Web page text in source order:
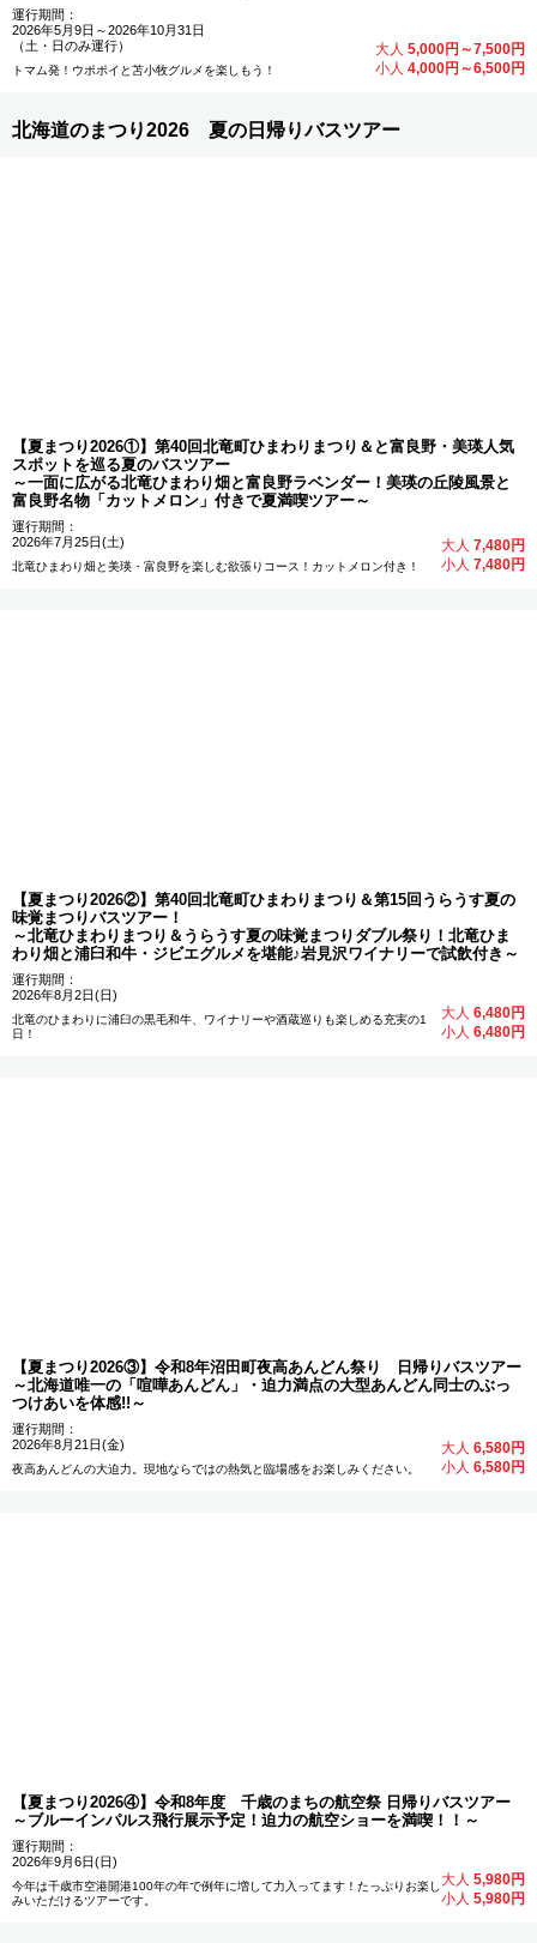
運行期間：
2026年5月9日～2026年10月31日
（土・日のみ運行）
トマム発！ウポポイと苫小牧グルメを楽しもう！
大人 5,000円～7,500円
小人 4,000円～6,500円
北海道のまつり2026 夏の日帰りバスツアー
【夏まつり2026①】第40回北竜町ひまわりまつり＆と富良野・美瑛人気
スポットを巡る夏のバスツアー
～一面に広がる北竜ひまわり畑と富良野ラベンダー！美瑛の丘陵風景と
富良野名物「カットメロン」付きで夏満喫ツアー～
運行期間：
2026年7月25日(土)
北竜ひまわり畑と美瑛・富良野を楽しむ欲張りコース！カットメロン付き！
大人 7,480円
小人 7,480円
【夏まつり2026②】第40回北竜町ひまわりまつり＆第15回うらうす夏の
味覚まつりバスツアー！
～北竜ひまわりまつり＆うらうす夏の味覚まつりダブル祭り！北竜ひま
わり畑と浦臼和牛・ジビエグルメを堪能♪岩見沢ワイナリーで試飲付き～
運行期間：
2026年8月2日(日)
北竜のひまわりに浦臼の黒毛和牛、ワイナリーや酒蔵巡りも楽しめる充実の1
日！
大人 6,480円
小人 6,480円
【夏まつり2026③】令和8年沼田町夜高あんどん祭り 日帰りバスツアー
～北海道唯一の「喧嘩あんどん」・迫力満点の大型あんどん同士のぶっ
つけあいを体感!!～
運行期間：
2026年8月21日(金)
夜高あんどんの大迫力。現地ならではの熱気と臨場感をお楽しみください。
大人 6,580円
小人 6,580円
【夏まつり2026④】令和8年度 千歳のまちの航空祭 日帰りバスツアー
～ブルーインパルス飛行展示予定！迫力の航空ショーを満喫！！～
運行期間：
2026年9月6日(日)
今年は千歳市空港開港100年の年で例年に増して力入ってます！たっぷりお楽し
みいただけるツアーです。
大人 5,980円
小人 5,980円